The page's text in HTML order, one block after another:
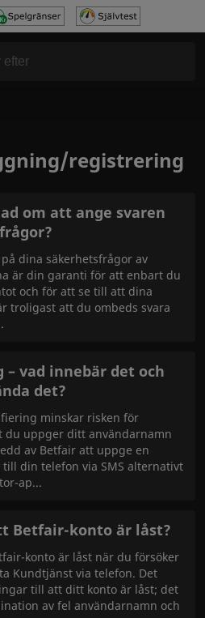
registrering
om att ange svaren
dina säkerhetsfrågor av
är din garanti för att enbart du
och för att se till att dina
troligast att du ombeds svara
vad innebär det och
det?
minskar risken för
du uppger ditt användarnamn
av Betfair att uppge en
till din telefon via SMS alternativt
ap
Betfair-konto är låst?
konto är låst när du försöker
Kundtjänst via telefon. Det
till att ditt konto är låst; det
av fel användarnamn och